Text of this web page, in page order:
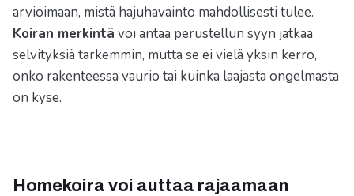
arvioimaan, mistä hajuhavainto mahdollisesti tulee.
Koiran merkintä voi antaa perustellun syyn jatkaa
selvityksiä tarkemmin, mutta se ei vielä yksin kerro,
onko rakenteessa vaurio tai kuinka laajasta ongelmasta
on kyse.
Homekoira voi auttaa rajaamaan